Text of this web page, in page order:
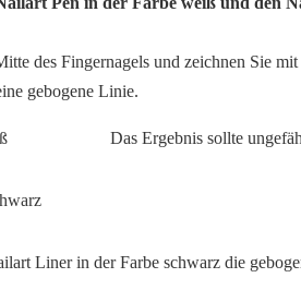
des Fingernagels und zeichnen Sie mit
gebogene Linie.
Das Ergebnis sollte
Liner in der Farbe schwarz die